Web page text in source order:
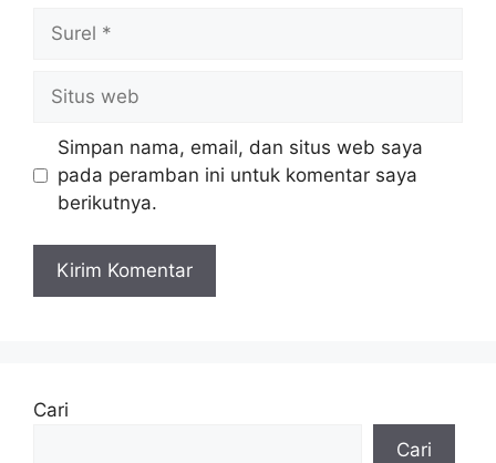
web
Simpan nama, email, dan situs web saya
pada peramban ini untuk komentar saya
berikutnya.
Cari
Cari